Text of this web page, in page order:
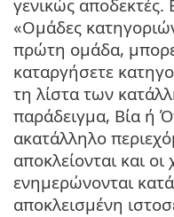
γενικώς αποδεκτές.
«Ομάδες
πρώτη ομάδα,
καταργήσετε
τη λίστα των
παράδειγμα, Βία ή
ακατάλληλο
αποκλείονται και
ενημερώνονται
αποκλεισμένη